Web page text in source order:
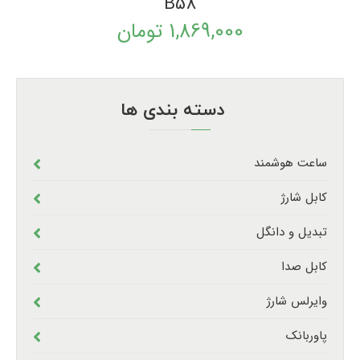
دسته بندی ها
ساعت هوشمند
کابل شارژ
تبدیل و دانگل
کابل صدا
وایرلس شارژ
پاوربانک
1,869,000 تومان